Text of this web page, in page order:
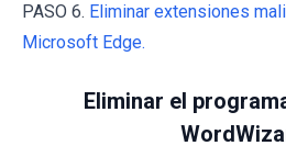
PASO 6. Eliminar extensiones
Microsoft Edge.
Eliminar el